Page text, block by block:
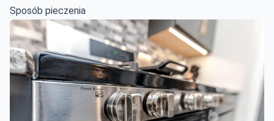
Sposób pieczenia